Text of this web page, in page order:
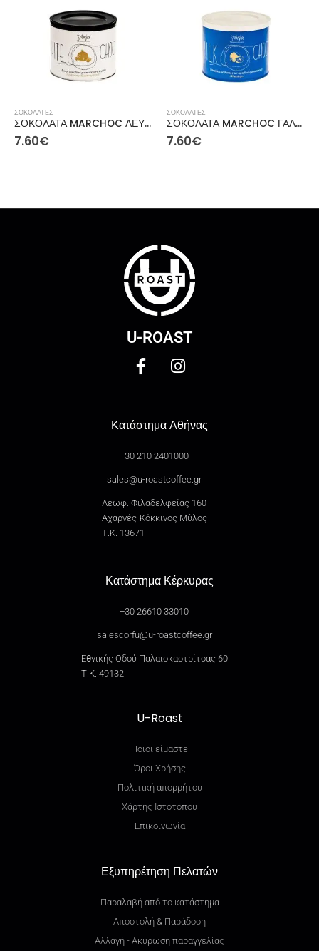
ΣΟΚΟΛΑΤΕΣ
ΣΟΚΟΛΑΤΑ MARCHOC ΛΕΥΚΗ RASBERRY-ΡΟΔΙ, 360GR
7.60€
ΣΟΚΟΛΑΤΕΣ
ΣΟΚΟΛΑΤΑ MARCHOC ΓΑΛΑΚΤΟΣ ΠΡΑΛΙΝΑ ΦΟΥΝΤΟΥΚΙΟΥ, 360GR
7.60€
U-ROAST
Κατάστημα Αθήνας
+30 210 2401000
sales@u-roastcoffee.gr
Λεωφ. Φιλαδελφείας 160
Αχαρνές-Κόκκινος Μύλος
Τ.Κ. 13671
Κατάστημα Κέρκυρας
+30 26610 33010
salescorfu@u-roastcoffee.gr
Εθνικής Οδού Παλαιοκαστρίτσας 60
Τ.Κ. 49132
U-Roast
Ποιοι είμαστε
Όροι Χρήσης
Πολιτική απορρήτου
Χάρτης Ιστοτόπου
Επικοινωνία
Εξυπηρέτηση Πελατών
Παραλαβή από το κατάστημα
Αποστολή & Παράδοση
Αλλαγή - Ακύρωση παραγγελίας